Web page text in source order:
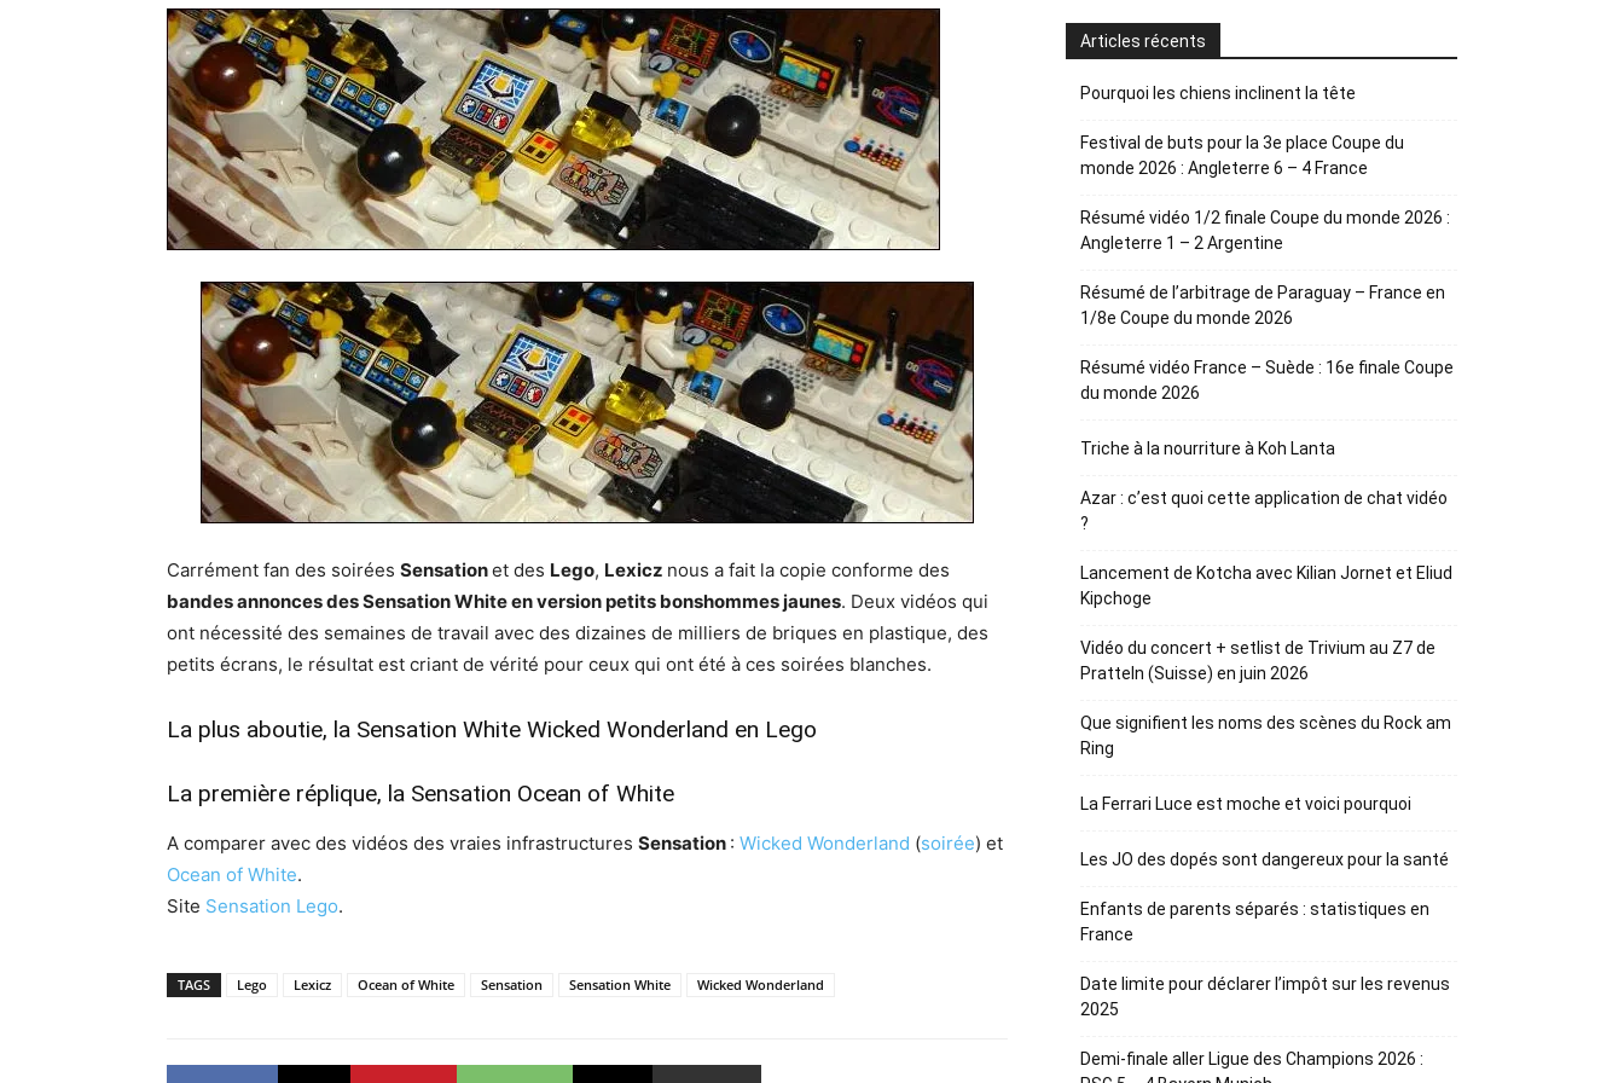
Carrément fan des soirées Sensationet des Lego, Lexicz nous a fait la copie conforme des
bandes annonces des Sensation White en version petits bonshommes jaunes. Deux vidéos qui
ont nécessité des semaines de travail avec des dizaines de milliers de briques en plastique, des
petits écrans, le résultat est criant de vérité pour ceux qui ont été à ces soirées blanches.
La plus aboutie, la Sensation White Wicked Wonderland en Lego
La première réplique, la Sensation Ocean of White
A comparer avec des vidéos des vraies infrastructures Sensation : Wicked Wonderland (soirée) et
Ocean of White.
Site Sensation Lego.
TAGS Lego Lexicz Ocean of White Sensation Sensation White Wicked Wonderland
Articles récents
Pourquoi les chiens inclinent la tête
Festival de buts pour la 3e place Coupe du
monde 2026 : Angleterre 6 – 4 France
Résumé vidéo 1/2 finale Coupe du monde 2026 :
Angleterre 1 – 2 Argentine
Résumé de l’arbitrage de Paraguay – France en
1/8e Coupe du monde 2026
Résumé vidéo France – Suède : 16e finale Coupe
du monde 2026
Triche à la nourriture à Koh Lanta
Azar : c’est quoi cette application de chat vidéo
?
Lancement de Kotcha avec Kilian Jornet et Eliud
Kipchoge
Vidéo du concert + setlist de Trivium au Z7 de
Pratteln (Suisse) en juin 2026
Que signifient les noms des scènes du Rock am
Ring
La Ferrari Luce est moche et voici pourquoi
Les JO des dopés sont dangereux pour la santé
Enfants de parents séparés : statistiques en
France
Date limite pour déclarer l’impôt sur les revenus
2025
Demi-finale aller Ligue des Champions 2026 :